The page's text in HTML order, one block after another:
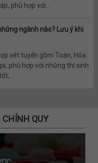
phù hợp với...
ngành nào? Lưu ý khi
xét tuyển gồm Toán, Hóa
phù hợp với những thí sinh
CHÍNH QUY